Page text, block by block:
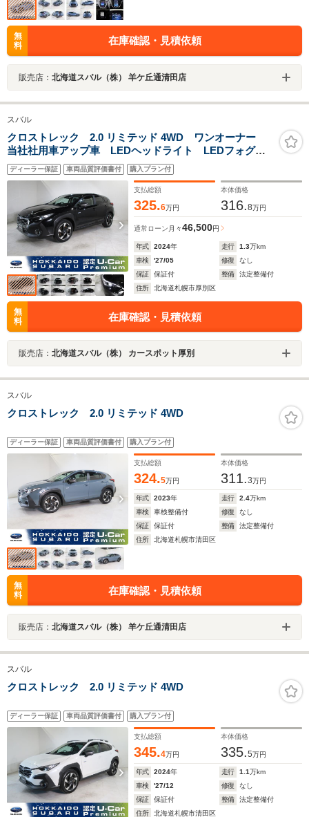
無
料
在庫確認・見積依頼
販売店： 北海道スバル（株） 羊ケ丘通清田店
スバル
クロストレック 2.0 リミテッド 4WD ワンオーナー
当社社用車アップ車 LEDヘッドライト LEDフォグラ
イト
ディーラー保証 車両品質評価書付 購入プラン付
支払総額
325.6万円
本体価格
316.8万円
通常ローン 月々46,500円
年式 2024年 走行 1.3万km
車検
'27/05 修復
なし
保証
保証付 整備
法定整備付
住所
北海道札幌市厚別区
無
料
在庫確認・見積依頼
販売店： 北海道スバル（株） カースポット厚別
スバル
クロストレック 2.0 リミテッド 4WD
ディーラー保証 車両品質評価書付 購入プラン付
支払総額
324.5万円
本体価格
311.3万円
年式 2023年 走行 2.4万km
車検
車検整備付 修復
なし
保証
保証付 整備
法定整備付
住所
北海道札幌市清田区
無
料
在庫確認・見積依頼
販売店： 北海道スバル（株） 羊ケ丘通清田店
スバル
クロストレック 2.0 リミテッド 4WD
ディーラー保証 車両品質評価書付 購入プラン付
支払総額
345.4万円
本体価格
335.5万円
年式 2024年 走行 1.1万km
車検
'27/12 修復
なし
保証
保証付 整備
法定整備付
住所
北海道札幌市清田区